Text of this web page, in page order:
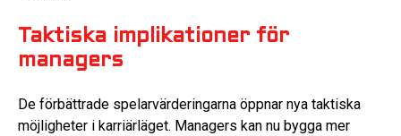
Taktiska implikationer för
managers
De förbättrade spelarvärderingarna öppnar nya taktiska
möjligheter i karriärläget. Managers kan nu bygga mer